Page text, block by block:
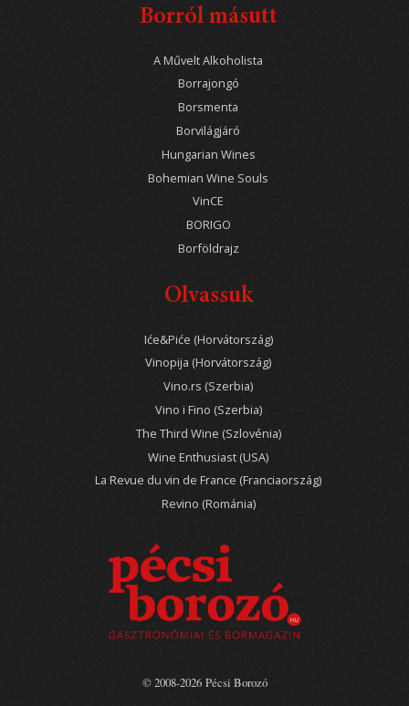
Borról másutt
A Művelt Alkoholista
Borrajongó
Borsmenta
Borvilágjáró
Hungarian Wines
Bohemian Wine Souls
VinCE
BORIGO
Borföldrajz
Olvassuk
Iće&Piće (Horvátország)
Vinopija (Horvátország)
Vino.rs (Szerbia)
Vino i Fino (Szerbia)
The Third Wine (Szlovénia)
Wine Enthusiast (USA)
La Revue du vin de France (Franciaország)
Revino (Románia)
© 2008-2026 Pécsi Borozó